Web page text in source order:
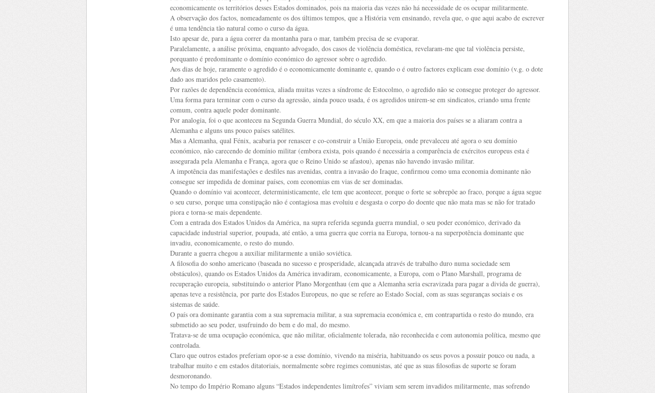
economicamente os territórios desses Estados dominados, pois na maioria das vezes não há necessidade de os ocupar militarmente.
A observação dos factos, nomeadamente os dos últimos tempos, que a História vem ensinando, revela que, o que aqui acabo de escrever
é uma tendência tão natural como o curso da água.
Isto apesar de, para a água correr da montanha para o mar, também precisa de se evaporar.
Paralelamente, a análise próxima, enquanto advogado, dos casos de violência doméstica, revelaram-me que tal violência persiste,
porquanto é predominante o domínio económico do agressor sobre o agredido.
Aos dias de hoje, raramente o agredido é o economicamente dominante e, quando o é outro factores explicam esse domínio (v.g. o dote
dado aos maridos pelo casamento).
Por razões de dependência económica, aliada muitas vezes a síndrome de Estocolmo, o agredido não se consegue proteger do agressor.
Uma forma para terminar com o curso da agressão, ainda pouco usada, é os agredidos unirem-se em sindicatos, criando uma frente
comum, contra aquele poder dominante.
Por analogia, foi o que aconteceu na Segunda Guerra Mundial, do século XX, em que a maioria dos países se a aliaram contra a
Alemanha e alguns uns pouco países satélites.
Mas a Alemanha, qual Fénix, acabaria por renascer e co-construir a União Europeia, onde prevaleceu até agora o seu domínio
económico, não carecendo de domínio militar (embora exista, pois quando é necessária a comparência de exércitos europeus esta é
assegurada pela Alemanha e França, agora que o Reino Unido se afastou), apenas não havendo invasão militar.
A impotência das manifestações e desfiles nas avenidas, contra a invasão do Iraque, confirmou como uma economia dominante não
consegue ser impedida de dominar países, com economias em vias de ser dominadas.
Quando o domínio vai acontecer, deterministicamente, ele tem que acontecer, porque o forte se sobrepõe ao fraco, porque a água segue
o seu curso, porque uma constipação não é contagiosa mas evoluiu e desgasta o corpo do doente que não mata mas se não for tratado
piora e torna-se mais dependente.
Com a entrada dos Estados Unidos da América, na supra referida segunda guerra mundial, o seu poder económico, derivado da
capacidade industrial superior, poupada, até então, a uma guerra que corria na Europa, tornou-a na superpotência dominante que
invadiu, economicamente, o resto do mundo.
Durante a guerra chegou a auxiliar militarmente a união soviética.
A filosofia do sonho americano (baseada no sucesso e prosperidade, alcançada através de trabalho duro numa sociedade sem
obstáculos), quando os Estados Unidos da América invadiram, economicamente, a Europa, com o Plano Marshall, programa de
recuperação europeia, substituindo o anterior Plano Morgenthau (em que a Alemanha seria escravizada para pagar a divida de guerra),
apenas teve a resistência, por parte dos Estados Europeus, no que se refere ao Estado Social, com as suas seguranças sociais e os
sistemas de saúde.
O país ora dominante garantia com a sua supremacia militar, a sua supremacia económica e, em contrapartida o resto do mundo, era
submetido ao seu poder, usufruindo do bem e do mal, do mesmo.
Tratava-se de uma ocupação económica, que não militar, oficialmente tolerada, não reconhecida e com autonomia política, mesmo que
controlada.
Claro que outros estados preferiam opor-se a esse domínio, vivendo na miséria, habituando os seus povos a possuir pouco ou nada, a
trabalhar muito e em estados ditatoriais, normalmente sobre regimes comunistas, até que as suas filosofias de suporte se foram
desmoronando.
No tempo do Império Romano alguns “Estados independentes limítrofes” viviam sem serem invadidos militarmente, mas sofrendo